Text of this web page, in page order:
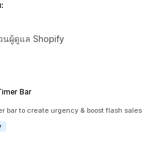
นผู้ดูแล Shopify
Bar
bar to create urgency & boost flash sales